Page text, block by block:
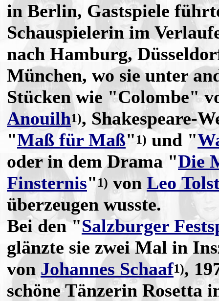
in Berlin, Gastspiele
Schauspielerin im
nach Hamburg,
München, wo sie unter
Stücken wie "Colombe"
Anouilh1), Shakespeare-
"Maß für Maß" 1) und "
oder in dem Drama "Die
Finsternis"1) von Leo
überzeugen wusste.
Bei den "Salzburger
glänzte sie zwei Mal in
von Johannes Schaaf1),
schöne Tänzerin Rosetta